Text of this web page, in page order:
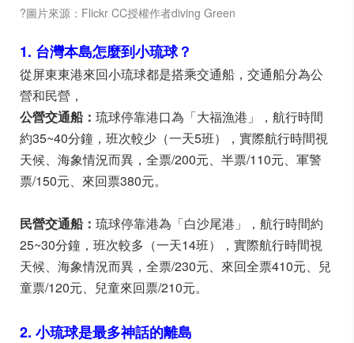
?圖片來源：Flickr CC授權作者diving Green
1. 台灣本島怎麼到小琉球？
從屏東東港來回小琉球都是搭乘交通船，交通船分為公
營和民營，
公營交通船： 琉球停靠港口為「大福漁港」，航行時間
約35~40分鐘，班次較少（一天5班），實際航行時間視
天候、海象情況而異，全票/200元、半票/110元、軍警
票/150元、來回票380元。
民營交通船： 琉球停靠港為「白沙尾港」，航行時間約
25~30分鐘，班次較多（一天14班），實際航行時間視
天候、海象情況而異，全票/230元、來回全票410元、兒
童票/120元、兒童來回票/210元。
2. 小琉球是最多神話的離島